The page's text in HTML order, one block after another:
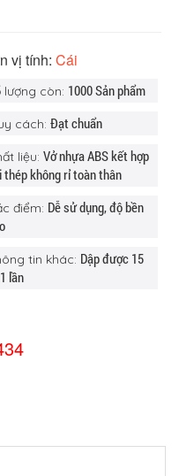
vị tính: Cái
lượng còn: 1000 Sản phẩm
cách: Đạt chuẩn
liệu: Vở nhựa ABS kết hợp
thép không rỉ toàn thân
điểm: Dễ sử dụng, độ bền
tin khác: Dập được 15
lần